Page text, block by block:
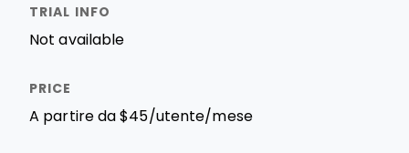
Not available
A partire da $45/utente/mese